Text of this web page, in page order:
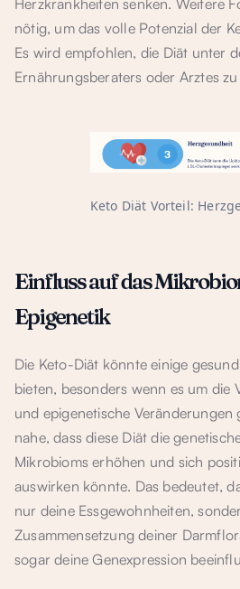
Herzkrankheiten senken. Weitere
nötig, um das volle Potenzial der
Es wird empfohlen, die Diät unter
Ernährungsberaters oder Arztes
Keto Diät Vorteil:
Einfluss auf das
Epigenetik
Die Keto-Diät könnte einige
bieten, besonders wenn es um die
und epigenetische Veränderungen
nahe, dass diese Diät die
Mikrobioms erhöhen und sich
auswirken könnte. Das bedeutet,
nur deine Essgewohnheiten,
Zusammensetzung deiner
sogar deine Genexpression